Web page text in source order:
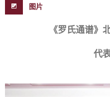
图片
《罗氏通谱》
代